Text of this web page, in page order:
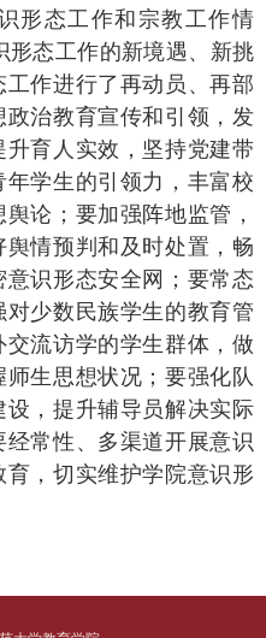
形态工作和宗教工作情
形态工作的新境遇、新挑
作进行了再动员、再部
政治教育宣传和引领 ，发
育人实效，坚持党建带
学生的引领力，丰富校
论；要加强阵地监管，
情预判和及时处置，畅
识形态安全网；要常态
对少数民族学生的教育管
流访学的学生群体，做
师生思想状况；要强化队
，提升辅导员解决实际
常性、多渠道开展意识
，切实维护学院意识形